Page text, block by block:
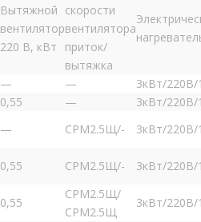
Вытяжной
вентилятор
220 В, кВт
скорости
вентилятора
приток/
вытяжка
— —
3кВт/
0,55 —
3кВт/
— СРМ2.5Щ/-
3кВт/
0,55 СРМ2.5Щ/-
3кВт/
0,55
СРМ2.5Щ/
СРМ2.5Щ
3кВт/